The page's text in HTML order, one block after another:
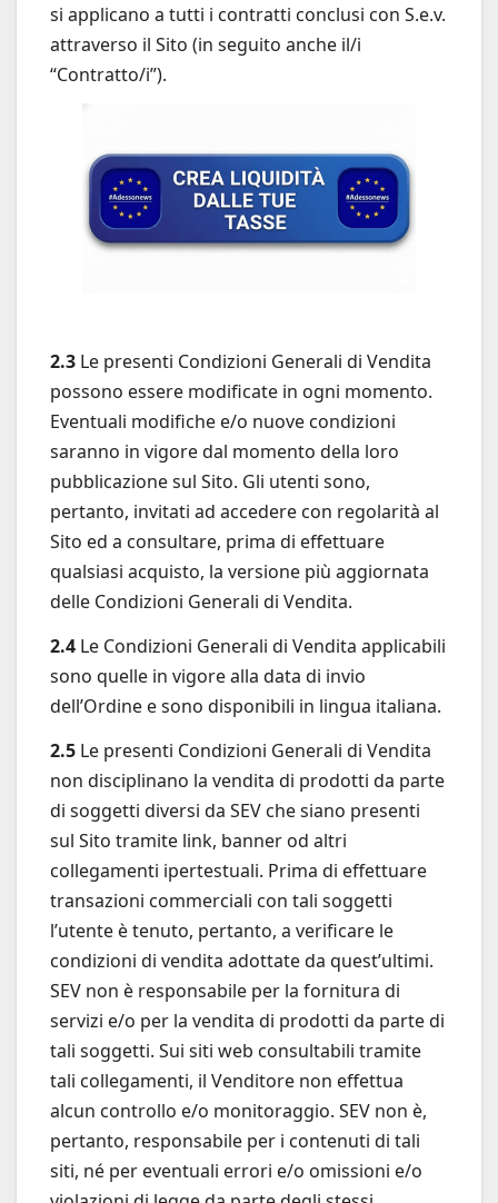
si applicano a tutti i contratti conclusi con S.e.v.
attraverso il Sito (in seguito anche il/i
“Contratto/i”).
2.3 Le presenti Condizioni Generali di Vendita
possono essere modificate in ogni momento.
Eventuali modifiche e/o nuove condizioni
saranno in vigore dal momento della loro
pubblicazione sul Sito. Gli utenti sono,
pertanto, invitati ad accedere con regolarità al
Sito ed a consultare, prima di effettuare
qualsiasi acquisto, la versione più aggiornata
delle Condizioni Generali di Vendita.
2.4 Le Condizioni Generali di Vendita applicabili
sono quelle in vigore alla data di invio
dell’Ordine e sono disponibili in lingua italiana.
2.5 Le presenti Condizioni Generali di Vendita
non disciplinano la vendita di prodotti da parte
di soggetti diversi da SEV che siano presenti
sul Sito tramite link, banner od altri
collegamenti ipertestuali. Prima di effettuare
transazioni commerciali con tali soggetti
l’utente è tenuto, pertanto, a verificare le
condizioni di vendita adottate da quest’ultimi.
SEV non è responsabile per la fornitura di
servizi e/o per la vendita di prodotti da parte di
tali soggetti. Sui siti web consultabili tramite
tali collegamenti, il Venditore non effettua
alcun controllo e/o monitoraggio. SEV non è,
pertanto, responsabile per i contenuti di tali
siti, né per eventuali errori e/o omissioni e/o